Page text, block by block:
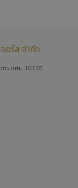
อร์ส จำกัด
ทร กทม. 10120